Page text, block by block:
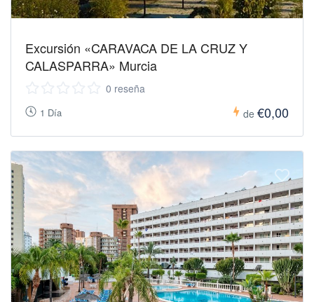
Excursión «CARAVACA DE LA CRUZ Y
CALASPARRA» Murcia
0 reseña
1 Día de €0,00